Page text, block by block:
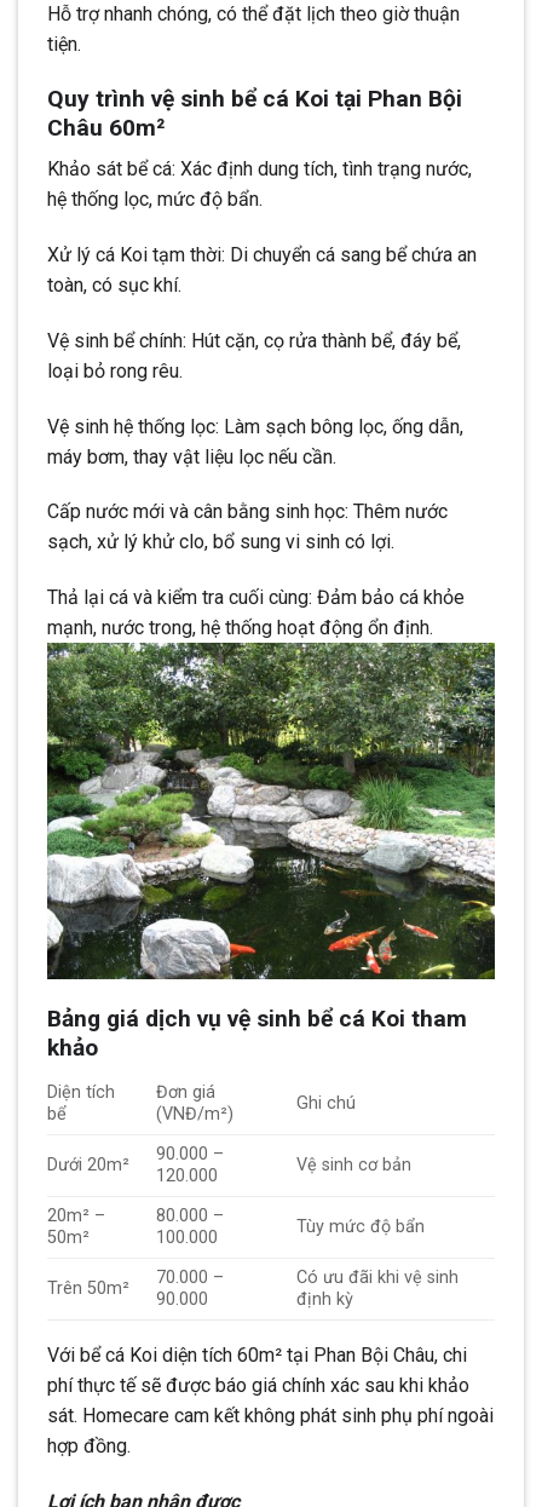
Hỗ trợ nhanh chóng, có thể đặt lịch theo giờ thuận
tiện.
Quy trình vệ sinh bể cá Koi tại Phan Bội
Châu 60m²
Khảo sát bể cá: Xác định dung tích, tình trạng nước,
hệ thống lọc, mức độ bẩn.
Xử lý cá Koi tạm thời: Di chuyển cá sang bể chứa an
toàn, có sục khí.
Vệ sinh bể chính: Hút cặn, cọ rửa thành bể, đáy bể,
loại bỏ rong rêu.
Vệ sinh hệ thống lọc: Làm sạch bông lọc, ống dẫn,
máy bơm, thay vật liệu lọc nếu cần.
Cấp nước mới và cân bằng sinh học: Thêm nước
sạch, xử lý khử clo, bổ sung vi sinh có lợi.
Thả lại cá và kiểm tra cuối cùng: Đảm bảo cá khỏe
mạnh, nước trong, hệ thống hoạt động ổn định.
Bảng giá dịch vụ vệ sinh bể cá Koi tham
khảo
Diện tích
bể
Đơn giá
(VNĐ/m²)
Ghi chú
Dưới 20m²
90.000 –
120.000
Vệ sinh cơ bản
20m² –
50m²
80.000 –
100.000
Tùy mức độ bẩn
Trên 50m²
70.000 –
90.000
Có ưu đãi khi vệ sinh
định kỳ
Với bể cá Koi diện tích 60m² tại Phan Bội Châu, chi
phí thực tế sẽ được báo giá chính xác sau khi khảo
sát. Homecare cam kết không phát sinh phụ phí ngoài
hợp đồng.
Lợi ích bạn nhận được